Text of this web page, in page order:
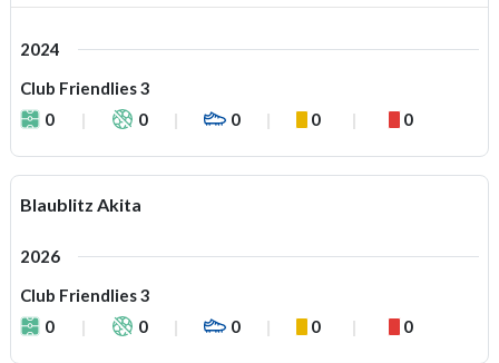
2024
Club Friendlies 3
0
0 0 0 0
Blaublitz Akita
2026
Club Friendlies 3
0
0 0 0 0